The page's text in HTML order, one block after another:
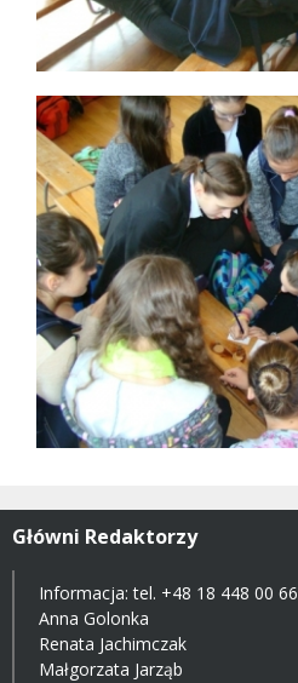
Główni Redaktorzy
Informacja: tel. +48 18 448 00 66
Anna Golonka
Renata Jachimczak
Małgorzata Jarząb